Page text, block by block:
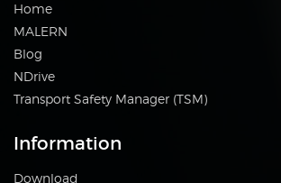
Home
MALERN
Blog
NDrive
Transport Safety Manager (TSM)
Information
Download